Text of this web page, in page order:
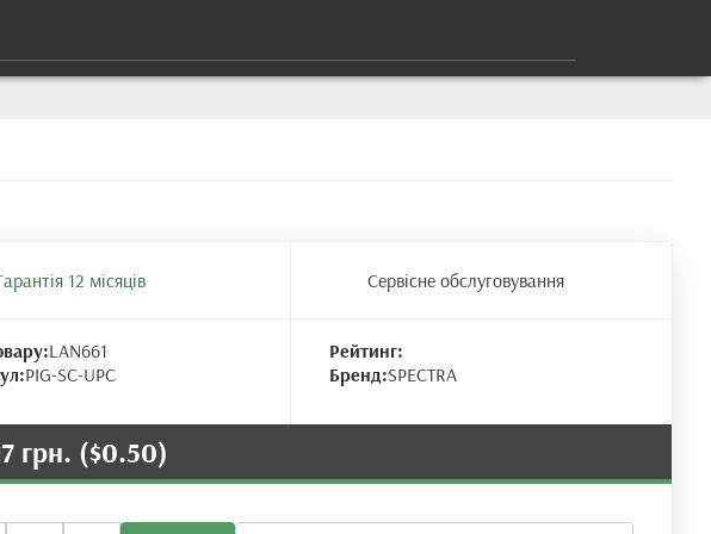
12 місяців Сервісне обслуговування
LAN661
PIG-SC-UPC
Рейтинг:
Бренд:SPECTRA
грн. ($0.50)